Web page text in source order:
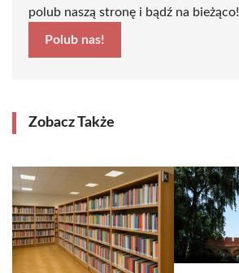
polub naszą stronę i bądź na bieżąco!
Polub nas!
Zobacz Także